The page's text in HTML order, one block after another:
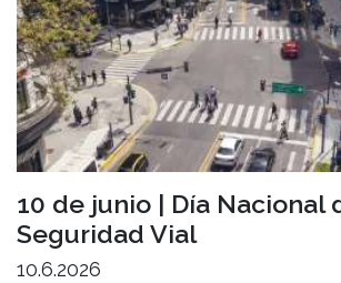
10 de junio | Día Nacional
Seguridad Vial
10.6.2026